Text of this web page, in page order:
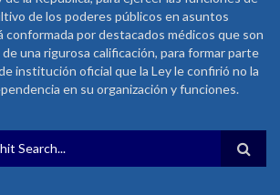
de los poderes públicos en asuntos
conformada por destacados médicos que son
una rigurosa calificación, para formar parte
institución oficial que la Ley le confirió no la
en su organización y funciones.
DE BÚSQUEDA